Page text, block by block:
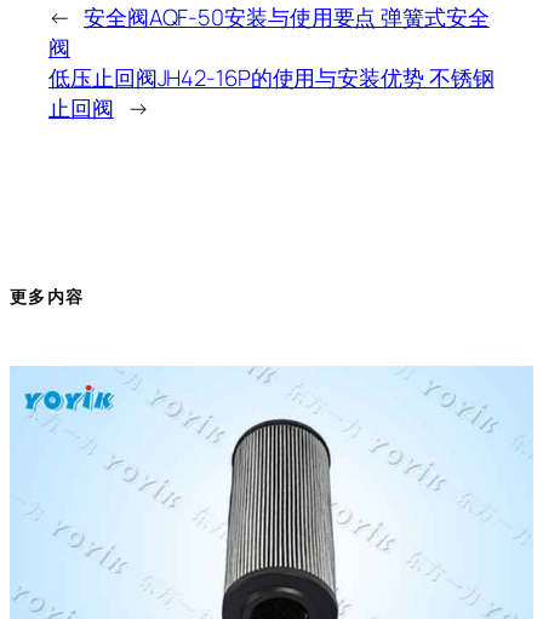
← 安全阀AQF-50安装与使用要点 弹簧式安全
阀
低压止回阀JH42-16P的使用与安装优势 不锈钢
止回阀 →
更多内容